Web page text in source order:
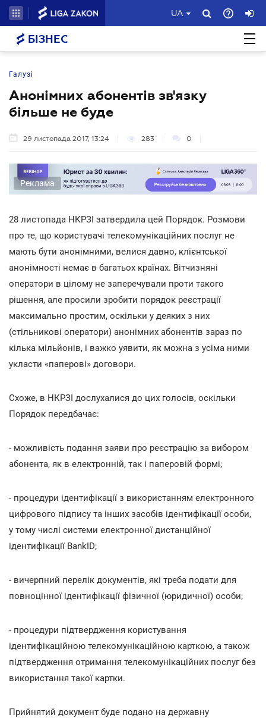
UA
БІЗНЕС
Галузі
Анонімних абонентів зв'язку
більше не буде
29 листопада 2017, 13:24 283 0
Реклама
28 листопада НКРЗІ затвердила цей Порядок. Розмови
про те, що користувачі телекомунікаційних послуг не
мають бути анонімними, велися давно, клієнтської
анонімності немає в багатьох країнах. Вітчизняні
оператори в цілому не заперечували проти такого
рішення, але просили зробити порядок реєстрації
максимально простим, оскільки у деяких з них
(стільникові оператори) анонімних абонентів зараз по
кілька мільйонів, і важко уявити, як можна з усіма ними
укласти «паперові» договори.
Схоже, в НКРЗІ дослухалися до цих голосів, оскільки
Порядок передбачає:
- можливість подання заяви про реєстрацію за вибором
абонента, як в електронній, так і паперовій формі;
- процедури ідентифікації з використанням електронного
цифрового підпису та інших засобів ідентифікації особи,
у тому числі системи електронної дистанційної
ідентифікації BankID;
- вичерпний перелік документів, які треба подати для
повноцінної ідентифікації фізичної (юридичної) особи;
- процедури підтвердження користування
ідентифікаційною телекомунікаційною карткою, а також
підтвердження отримання телекомунікаційних послуг без
використання такої картки.
Прийнятий документ буде подано на державну